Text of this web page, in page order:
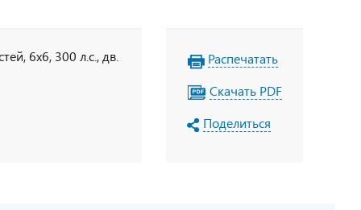
6х6, 300 л.с., дв.
Распечатать
Скачать PDF
Поделиться